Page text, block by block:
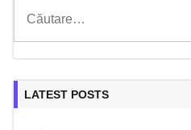
după:
LATEST POSTS